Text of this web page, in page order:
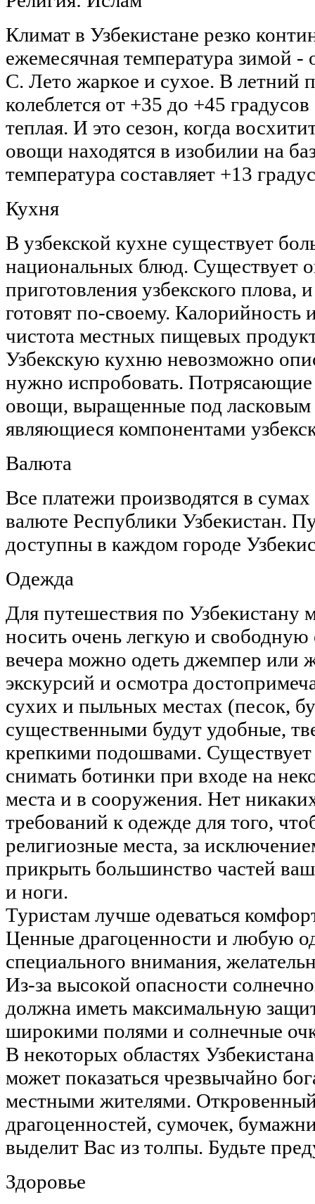
Климат в Узбекистане резко
ежемесячная температура зимой -
C. Лето жаркое и сухое. В летний
колеблется от +35 до +45
теплая. И это сезон, когда
овощи находятся в изобилии на
температура составляет +13
Кухня
В узбекской кухне существует
национальных блюд. Существует
приготовления узбекского плова,
готовят по-своему. Калорийность
чистота местных пищевых
Узбекскую кухню невозможно
нужно испробовать.
овощи, выращенные под
являющиеся компонентами
Валюта
Все платежи производятся в
валюте Республики Узбекистан.
доступны в каждом городе
Одежда
Для путешествия по Узбекистану
носить очень легкую и
вечера можно одеть джемпер или
экскурсий и осмотра
сухих и пыльных местах (песок,
существенными будут удобные,
крепкими подошвами. Существует
снимать ботинки при входе на
места и в сооружения. Нет
требований к одежде для того,
религиозные места, за
прикрыть большинство частей
и ноги.
Туристам лучше одеваться
Ценные драгоценности и любую
специального внимания,
Из-за высокой опасности
должна иметь максимальную
широкими полями и солнечные
В некоторых областях
может показаться чрезвычайно
местными жителями.
драгоценностей, сумочек,
выделит Вас из толпы. Будьте
Здоровье